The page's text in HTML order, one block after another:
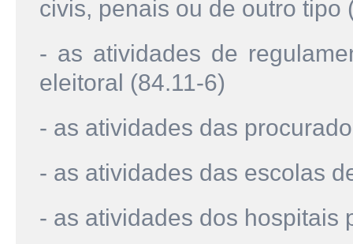
civis, penais ou de outro tipo
- as atividades de
eleitoral (84.11-6)
- as atividades das
- as atividades das escolas
- as atividades dos hospitais